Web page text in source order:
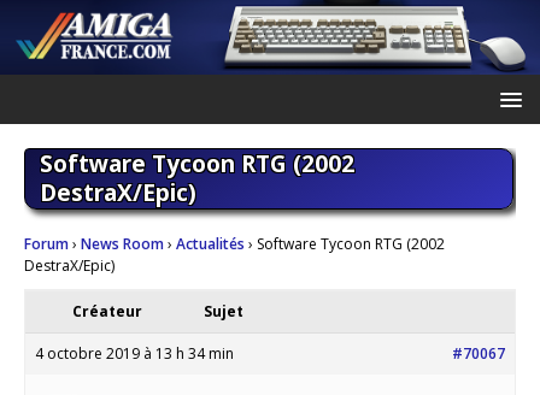
Software Tycoon RTG (2002
DestraX/Epic)
Forum› News Room› Actualités › Software Tycoon RTG (2002
DestraX/Epic)
Créateur Sujet
4 octobre 2019 à 13 h 34 min #70067